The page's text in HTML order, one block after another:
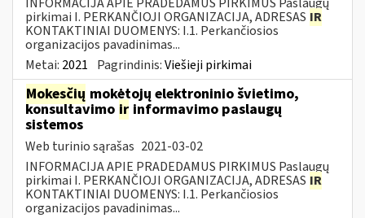
pirkimai I. PERKANČIOJI ORGANIZACIJA, ADRESAS IR
KONTAKTINIAI DUOMENYS: I.1. Perkančiosios
organizacijos pavadinimas...
Metai: 2021 Pagrindinis:Viešieji pirkimai
Mokesčių mokėtojų elektroninio švietimo,
konsultavimo ir informavimo paslaugų
sistemos
Web turinio sąrašas 2021-03-02
INFORMACIJA APIE PRADEDAMUS PIRKIMUS Paslaugų
pirkimai I. PERKANČIOJI ORGANIZACIJA, ADRESAS IR
KONTAKTINIAI DUOMENYS: I.1. Perkančiosios
organizacijos pavadinimas...